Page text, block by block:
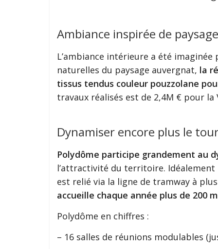
Ambiance inspirée de
L’ambiance intérieure a été
naturelles du paysage auvergnat, la
tissus tendus couleur pouzzolane
travaux réalisés est de 2,4M € pour
Dynamiser encore plus le
Polydôme participe grandement au
l’attractivité du territoire.
est relié via la ligne de tramway à
accueille chaque année plus de 200
Polydôme en chiffres :
– 16 salles de réunions modulables